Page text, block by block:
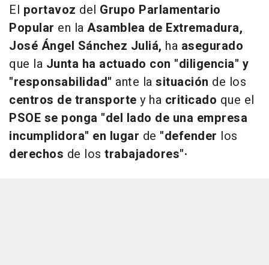
El portavoz del Grupo Parlamentario
Popular en la Asamblea de Extremadura,
José Ángel Sánchez Juliá, ha asegurado
que la Junta ha actuado con "diligencia" y
"responsabilidad" ante la situación de los
centros de transporte y ha criticado que el
PSOE se ponga "del lado de una empresa
incumplidora" en lugar de "defender los
derechos de los trabajadores"·